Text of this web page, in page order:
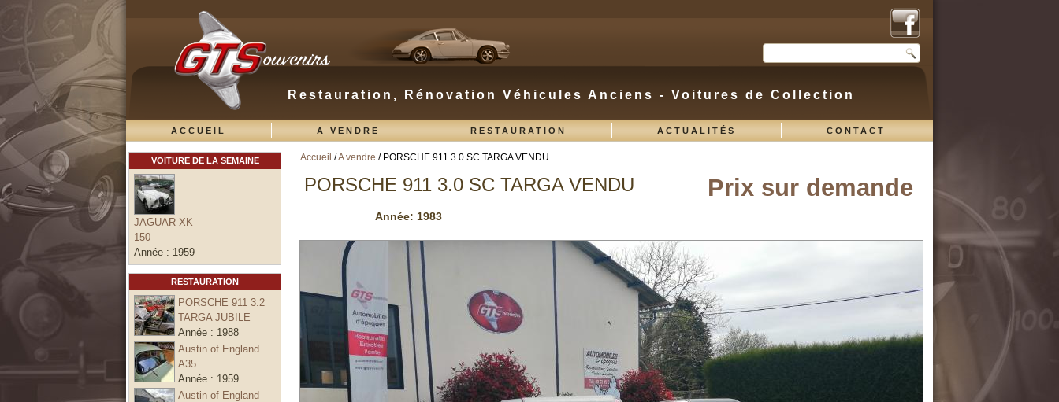
Restauration, Rénovation Véhicules Anciens - Voitures de Collection
ACCUEIL A VENDRE RESTAURATION ACTUALITÉS CONTACT
VOITURE DE LA SEMAINE
JAGUAR XK
150
Année : 1959
RESTAURATION
PORSCHE 911 3.2
TARGA JUBILE
Année : 1988
Austin of England
A35
Année : 1959
Austin of England
Vous êtes ici
Accueil /A vendre / PORSCHE 911 3.0 SC TARGA VENDU
PORSCHE 911 3.0 SC TARGA VENDU Prix sur demande
Année: 1983